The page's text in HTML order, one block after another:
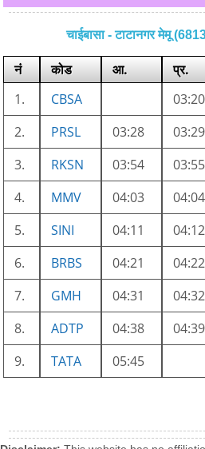
चाईबासा - टाटानगर मेमू
नं कोड आ. प्र.
1.
CBSA 03:20
2.
PRSL 03:28 03:29
3.
RKSN 03:54 03:55
4.
MMV 04:03 04:04
5.
SINI 04:11 04:12
6.
BRBS 04:21 04:22
7.
GMH 04:31 04:32
8.
ADTP 04:38 04:39
9.
TATA 05:45